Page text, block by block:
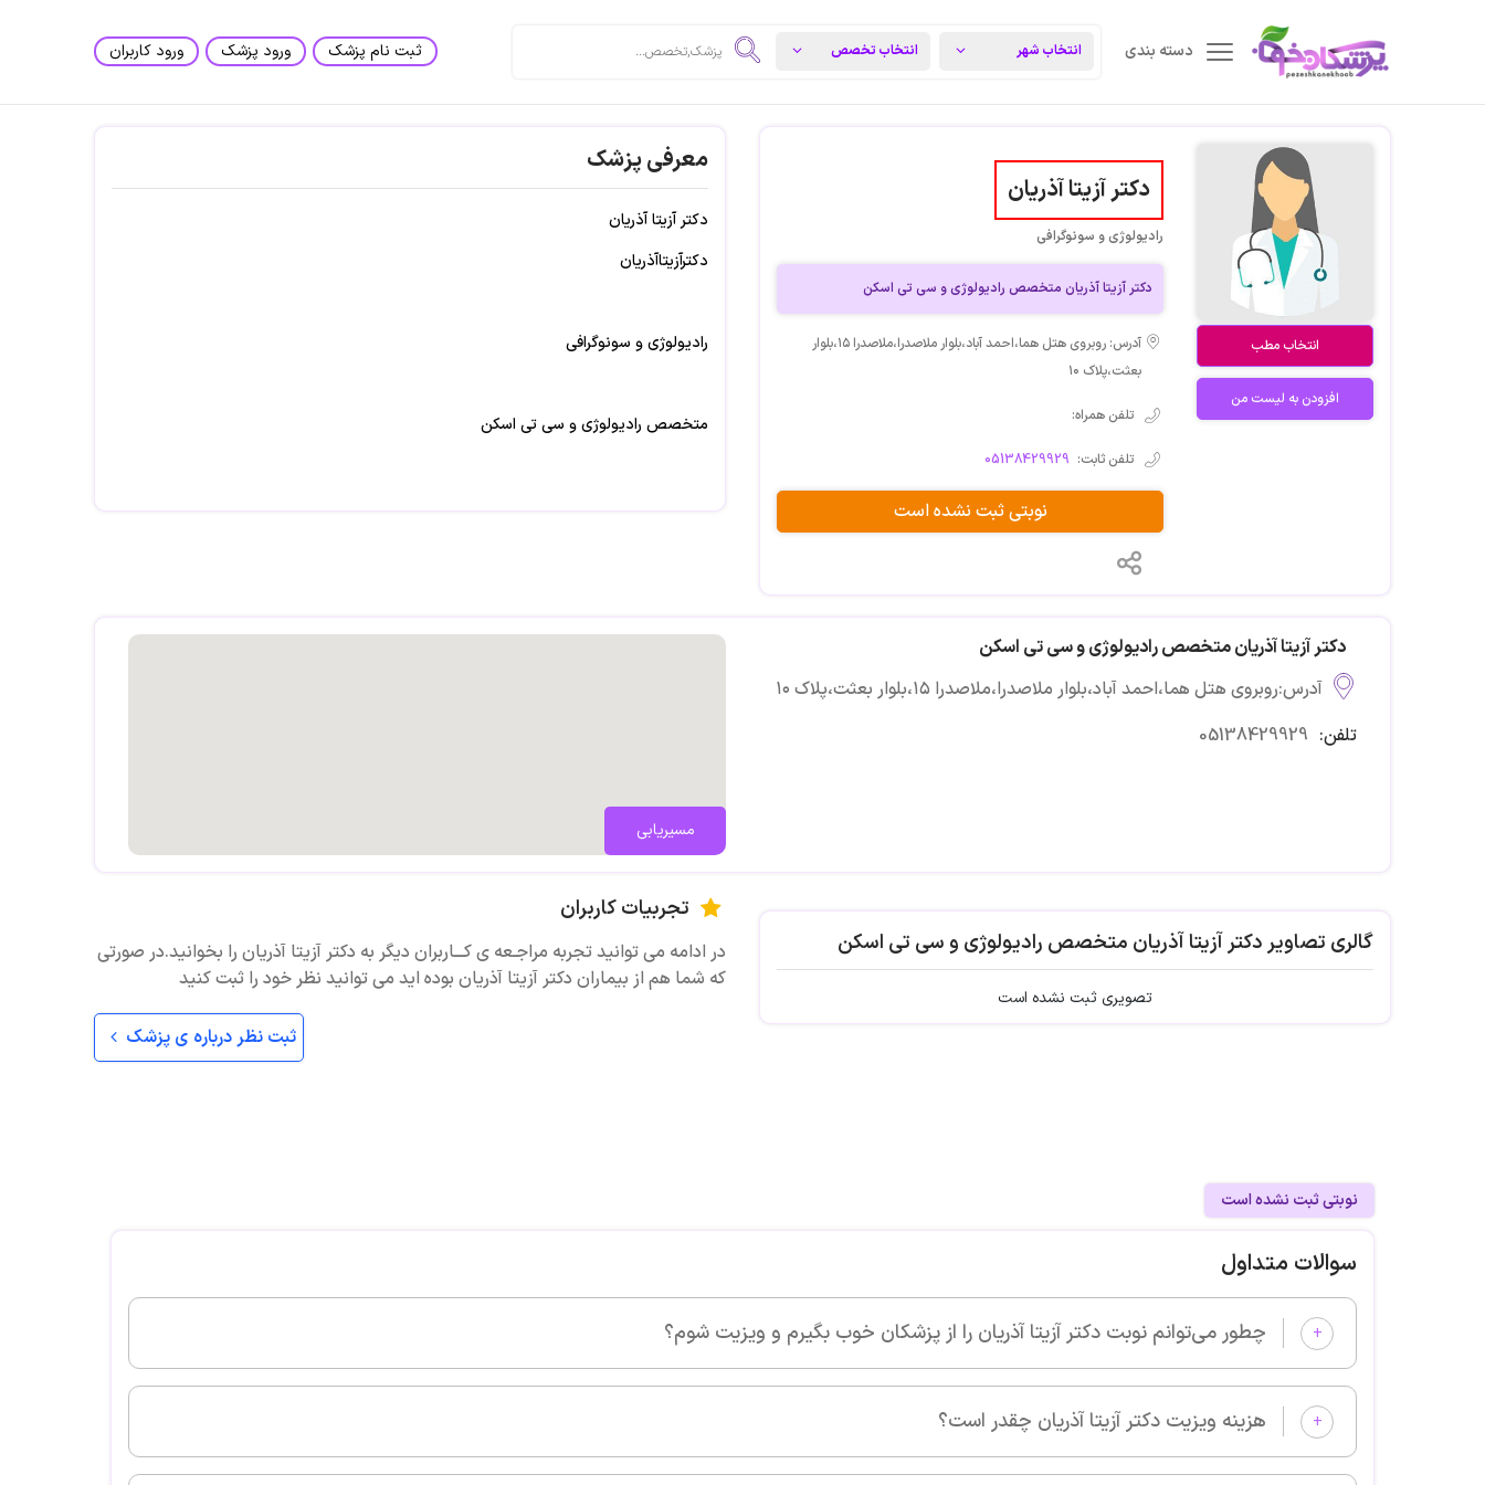
دسته بندی ثبت نام پزشک ورود پزشک ورود کاربران
انتخاب مطب
افزودن به لیست من
دکتر آزیتا آذریان
رادیولوژی و سونوگرافی
دکتر آزیتا آذریان متخصص رادیولوژی و سی تی اسکن
آدرس: روبروی هتل هما،احمد آباد،بلوار ملاصدرا،ملاصدرا ۱۵،بلوار
بعثت،پلاک ۱۰
تلفن همراه:
تلفن ثابت: 05138429929
نوبتی ثبت نشده است
معرفی پزشک
دکتر آزیتا آذریان
دکترآزیتاآذریان
رادیولوژی و سونوگرافی
متخصص رادیولوژی و سی تی اسکن
فلوشیپ سونوگرافی و ماموگرافی از کانادا
دکتر آزیتا آذریان متخصص رادیولوژی و سی تی اسکن
آدرس:روبروی هتل هما،احمد آباد،بلوار ملاصدرا،ملاصدرا ۱۵،بلوار بعثت،پلاک ۱۰
تلفن: 05138429929
مسیریابی
گالری تصاویر دکتر آزیتا آذریان متخصص رادیولوژی و سی تی اسکن
تصویری ثبت نشده است
تجربیات کاربران
در ادامه می توانید تجربه مراجـعه ی کـــاربران دیگر به دکتر آزیتا آذریان را بخوانید.در صورتی
که شما هم از بیماران دکتر آزیتا آذریان بوده اید می توانید نظر خود را ثبت کنید
ثبت نظر درباره ی پزشک
نوبتی ثبت نشده است
سوالات متداول
+ چطور می‌توانم نوبت دکتر آزیتا آذریان را از پزشکان خوب بگیرم و ویزیت شوم؟
+ هزینه ویزیت دکتر آزیتا آذریان چقدر است؟